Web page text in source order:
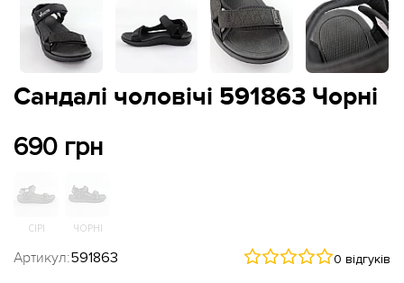
Сандалі чоловічі 591863 Чорні
690 грн
СІРІ ЧОРНІ
Артикул:591863 0 відгуків